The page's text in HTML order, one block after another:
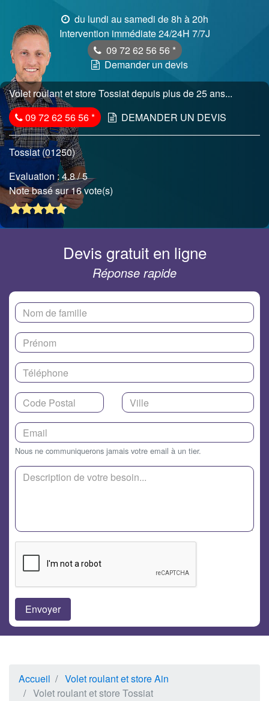
du lundi au samedi de 8h à 20h
Intervention immédiate 24/24H 7/7J
09 72 62 56 56 *
Demander un devis
Volet roulant et store Tossiat depuis plus de 25 ans...
09 72 62 56 56* DEMANDER UN DEVIS
Tossiat (01250)
Evaluation :4.8/ 5
Note basé sur 16 vote(s)
Devis gratuit en ligne
Réponse rapide
Nous ne communiquerons jamais votre email à un tier.
Accueil
Volet roulant et store Ain
Volet roulant et store Tossiat